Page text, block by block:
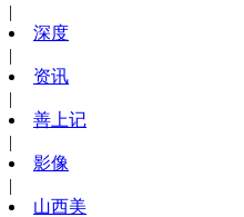
|
深度
|
资讯
|
善上记
|
影像
|
山西美